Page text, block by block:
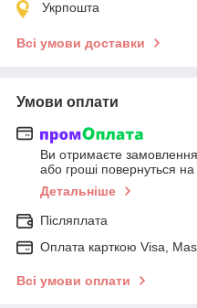
Укрпошта
Всі умови доставки
Умови оплати
Ви отримаєте замовлення
або гроші повернуться
Детальніше
Післяплата
Оплата карткою Visa,
Всі умови оплати